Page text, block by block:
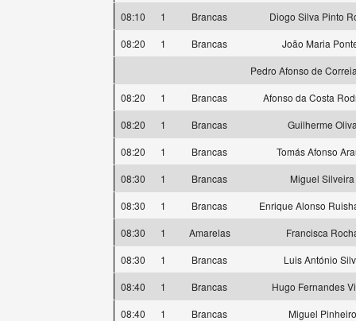
08:10
1 Brancas
Diogo Silva Pinto
08:20
1 Brancas
João Maria
Pedro Afonso de
08:20
1 Brancas
Afonso da Costa
08:20
1 Brancas
Guilherme
08:20
1 Brancas
Tomás Afonso
08:30
1 Brancas
Miguel Silveira
08:30
1 Brancas
Enrique Alonso
08:30
1 Amarelas
Francisca
08:30
1 Brancas
Luis António
08:40
1 Brancas
Hugo Fernandes
08:40
1 Brancas
Miguel Pinheiro